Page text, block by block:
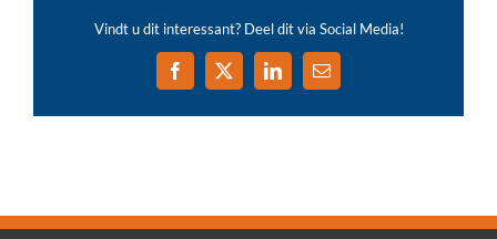
Vindt u dit interessant? Deel dit via Social Media!
Facebook
X LinkedIn
E-